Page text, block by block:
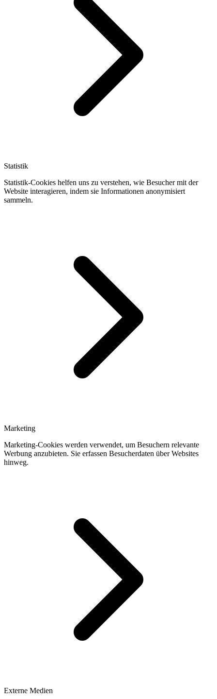
Statistik
Statistik-Cookies helfen uns zu verstehen, wie Besucher mit der
Website interagieren, indem sie Informationen anonymisiert
sammeln.
Marketing
Marketing-Cookies werden verwendet, um Besuchern relevante
Werbung anzubieten. Sie erfassen Besucherdaten über Websites
hinweg.
Externe Medien